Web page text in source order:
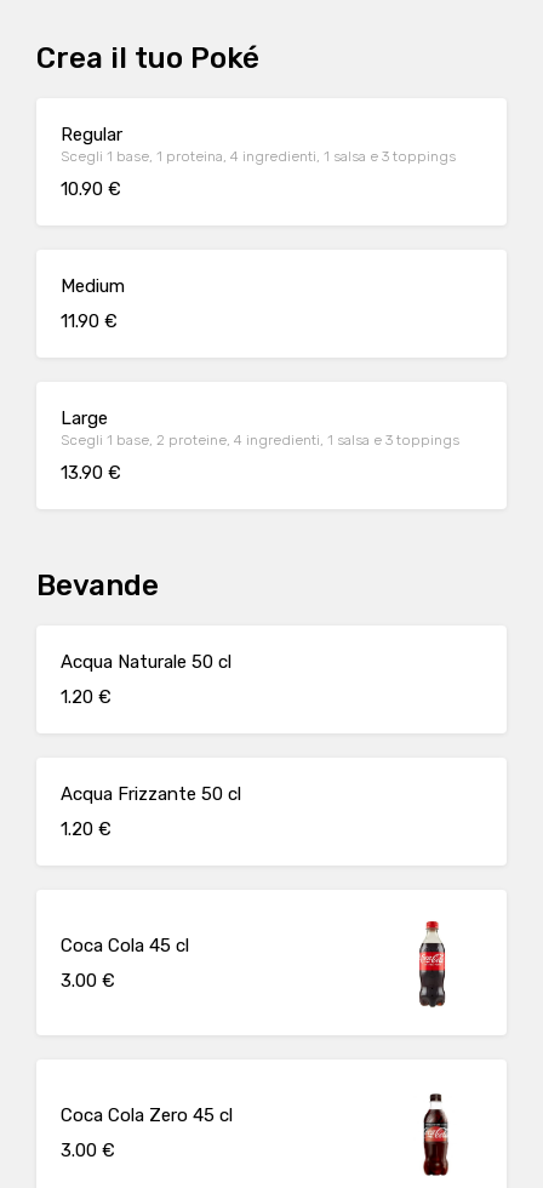
Crea il tuo Poké
Regular
Scegli 1 base, 1 proteina, 4 ingredienti, 1 salsa e 3 toppings
10.90 €
Medium
11.90 €
Large
Scegli 1 base, 2 proteine, 4 ingredienti, 1 salsa e 3 toppings
13.90 €
Bevande
Acqua Naturale 50 cl
1.20 €
Acqua Frizzante 50 cl
1.20 €
Coca Cola 45 cl
3.00 €
Coca Cola Zero 45 cl
3.00 €